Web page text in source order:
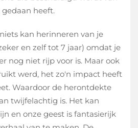
heeft.
kan herinneren van je
en zelf tot 7 jaar) omdat je
nog niet rijp voor is. Maar ook
werd, het zo'n impact heeft
Waardoor de herontdekte
twijfelachtig is. Het kan
en onze geest is fantasierijk